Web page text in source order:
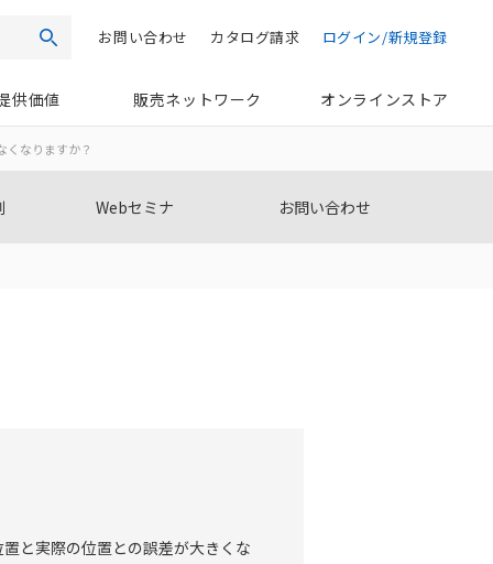
検索 ログイン/新規登録
カタログ請求
お問い合わせ
供価値 販売ネットワーク オンラインストア
くなりますか？
Webセミナ お問い合わせ
と実際の位置との誤差が大きくな